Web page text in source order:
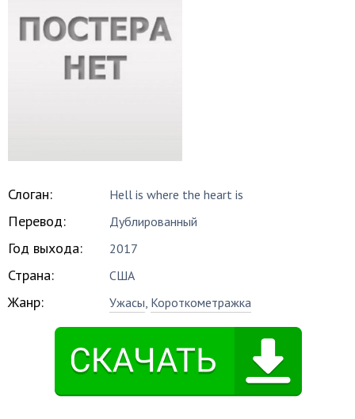
Слоган: Hell is where the heart is
Перевод: Дублированный
Год выхода: 2017
Страна: США
Жанр: Ужасы, Короткометражка